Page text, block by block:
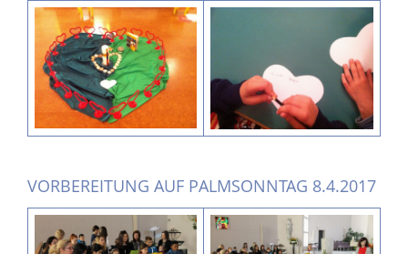
VORBEREITUNG AUF PALMSONNTAG 8.4.2017